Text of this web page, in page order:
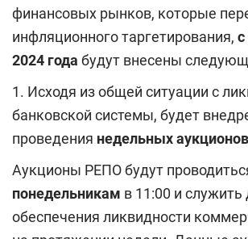
финансовых рынков, которые
инфляционного таргетирования,
2024 года будут внесены
1. Исходя из общей ситуации с
банковской системы, будет
проведения недельных
Аукционы РЕПО будут
понедельникам в 11:00 и служить
обеспечения ликвидности